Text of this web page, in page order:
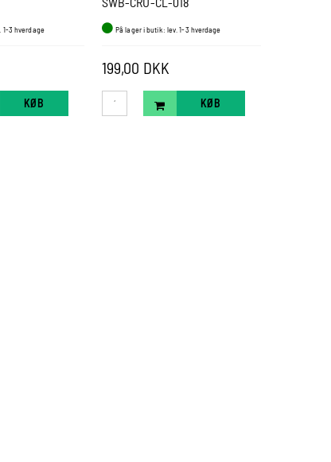
1-3 hverdage
KØB
På lager i butik: lev. 1-3 hverdage
199,00 DKK
KØB